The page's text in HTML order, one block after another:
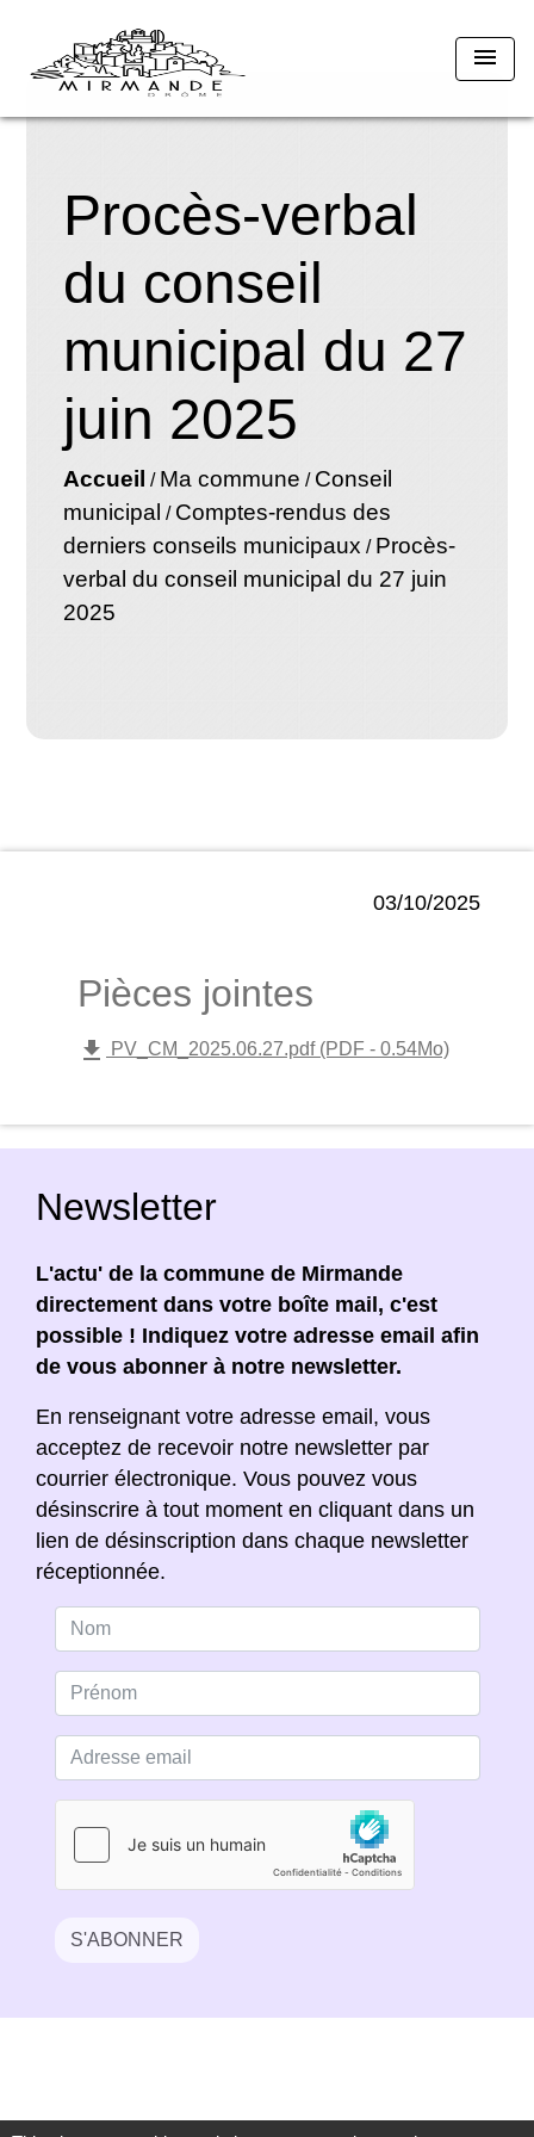
menu
Procès-verbal
du conseil
municipal du 27
juin 2025
Accueil / Ma commune / Conseil
municipal / Comptes-rendus des
derniers conseils municipaux / Procès-
verbal du conseil municipal du 27 juin
2025
03/10/2025
Pièces jointes
file_download PV_CM_2025.06.27.pdf (PDF - 0.54Mo)
Newsletter
L'actu' de la commune de Mirmande
directement dans votre boîte mail, c'est
possible ! Indiquez votre adresse email afin
de vous abonner à notre newsletter.
En renseignant votre adresse email, vous
acceptez de recevoir notre newsletter par
courrier électronique. Vous pouvez vous
désinscrire à tout moment en cliquant dans un
lien de désinscription dans chaque newsletter
réceptionnée.
S'ABONNER